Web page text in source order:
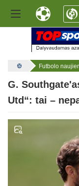
Futbolo
G.
Utd“: tai –